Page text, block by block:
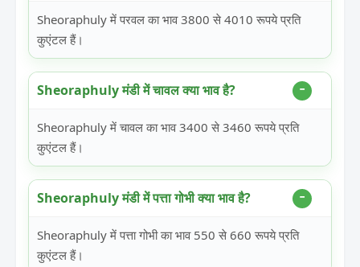
Sheoraphuly में परवल का भाव 3800 से 4010 रूपये प्रति
कुएंटल हैं।
Sheoraphuly मंडी में चावल क्या भाव है?
Sheoraphuly में चावल का भाव 3400 से 3460 रूपये प्रति
कुएंटल हैं।
Sheoraphuly मंडी में पत्ता गोभी क्या भाव है?
Sheoraphuly में पत्ता गोभी का भाव 550 से 660 रूपये प्रति
कुएंटल हैं।